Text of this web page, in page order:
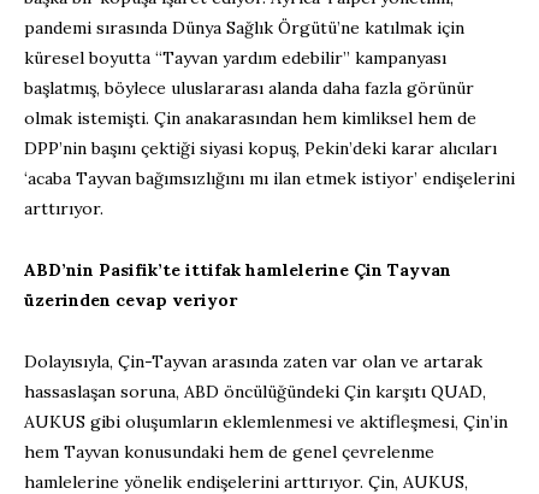
pandemi sırasında Dünya Sağlık Örgütü’ne katılmak için
küresel boyutta “Tayvan yardım edebilir” kampanyası
başlatmış, böylece uluslararası alanda daha fazla görünür
olmak istemişti. Çin anakarasından hem kimliksel hem de
DPP’nin başını çektiği siyasi kopuş, Pekin’deki karar alıcıları
‘acaba Tayvan bağımsızlığını mı ilan etmek istiyor’ endişelerini
arttırıyor.
ABD’nin Pasifik’te ittifak hamlelerine Çin Tayvan
üzerinden cevap veriyor
Dolayısıyla, Çin-Tayvan arasında zaten var olan ve artarak
hassaslaşan soruna, ABD öncülüğündeki Çin karşıtı QUAD,
AUKUS gibi oluşumların eklemlenmesi ve aktifleşmesi, Çin’in
hem Tayvan konusundaki hem de genel çevrelenme
hamlelerine yönelik endişelerini arttırıyor. Çin, AUKUS,